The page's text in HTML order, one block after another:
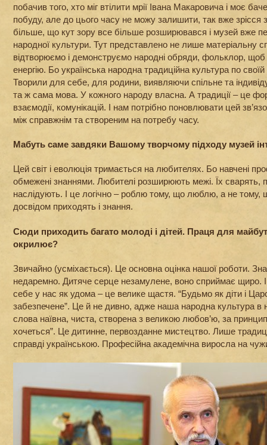
побачив того, хто міг втілити мрії Івана Макаровича і моє
побуду, але до цього часу не можу залишити, так вже
більше, що кут зору все більше розширювався і музей вже
народної культури. Тут представлено не лише матеріальну
відтворюємо і демонструємо народні обряди, фольклор,
енергію. Бо українська народна традиційна культура по своїй
Творили для себе, для родини, виявляючи спільне та
та ж сама мова. У кожного народу власна. А традиції – це
взаємодії, комунікацій. І нам потрібно поновлювати цей
між справжнім та створеним на потребу часу.
Мабуть саме завдяки Вашому творчому підходу музей
Цей світ і еволюція тримається на любителях. Бо навчені
обмежені знаннями. Любителі розширюють межі. Їх сварять,
наслідують. І це логічно – роблю тому, що люблю, а не тому,
досвідом приходять і знання.
Сюди приходить багато молоді і дітей. Праця для
окрилює?
Звичайно (усміхається). Це основна оцінка нашої роботи.
недаремно. Дитяче серце незамулене, воно сприймає щиро.
себе у нас як удома – це велике щастя. “Будьмо як діти і
забезпечене”. Це й не дивно, адже наша народна культура в
слова наївна, чиста, створена з великою любов’ю, за
хочеться”. Це дитинне, первозданне мистецтво. Лише
справді українською. Професійна академічна виросла на